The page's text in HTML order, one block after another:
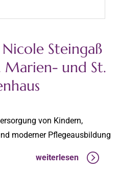
Steingaß
Marien- und St.
von Kindern,
moderner Pflegeausbildung
weiterlesen